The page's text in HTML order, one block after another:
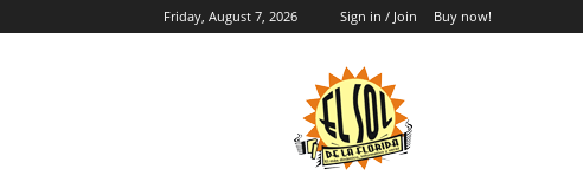
Friday, August 7, 2026 Sign in / Join Buy now!